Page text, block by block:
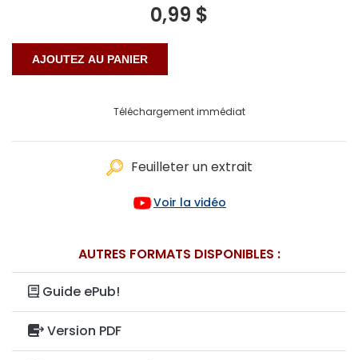
0,99 $
Téléchargement immédiat
Feuilleter un extrait
Voir la vidéo
AUTRES FORMATS DISPONIBLES :
Guide ePub!
Version PDF